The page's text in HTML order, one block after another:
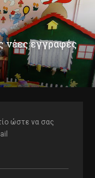
εγγραφές
ώστε να σας